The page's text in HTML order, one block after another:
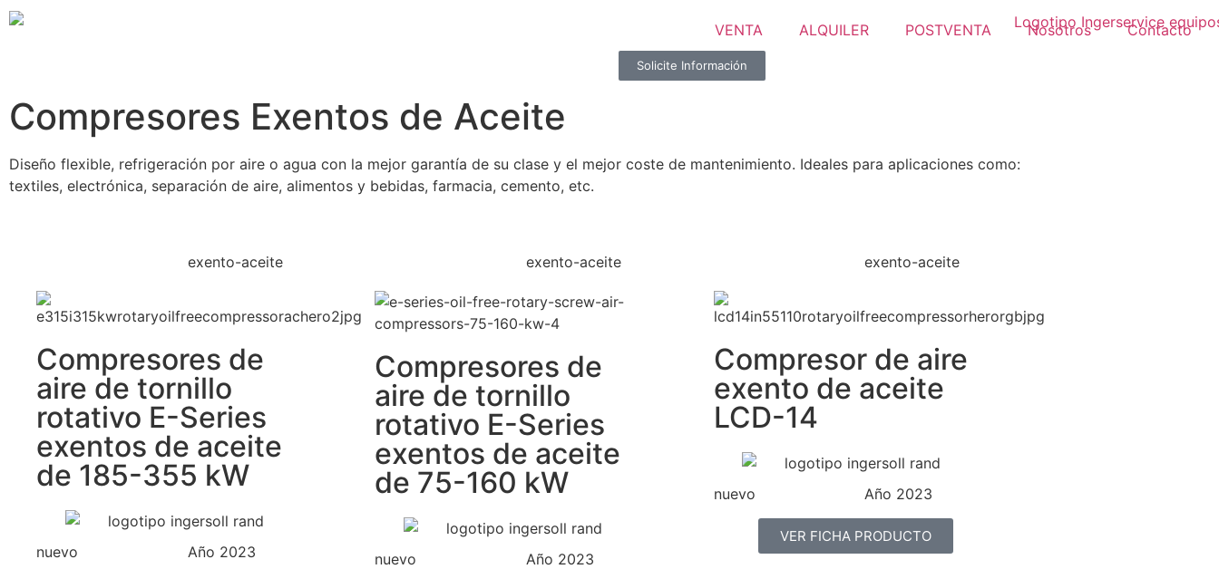
VENTA ALQUILER POSTVENTA Nosotros Contacto
Solicite Información
Compresores Exentos de Aceite
Diseño flexible, refrigeración por aire o agua con la mejor garantía de su clase y el mejor coste de mantenimiento. Ideales para aplicaciones como:
textiles, electrónica, separación de aire, alimentos y bebidas, farmacia, cemento, etc.
exento-aceite
Compresores de
aire de tornillo
rotativo E-Series
exentos de aceite
de 185-355 kW
nuevo Año 2023
exento-aceite
Compresores de
aire de tornillo
rotativo E-Series
exentos de aceite
de 75-160 kW
nuevo Año 2023
exento-aceite
Compresor de aire
exento de aceite
LCD-14
nuevo Año 2023
VER FICHA PRODUCTO